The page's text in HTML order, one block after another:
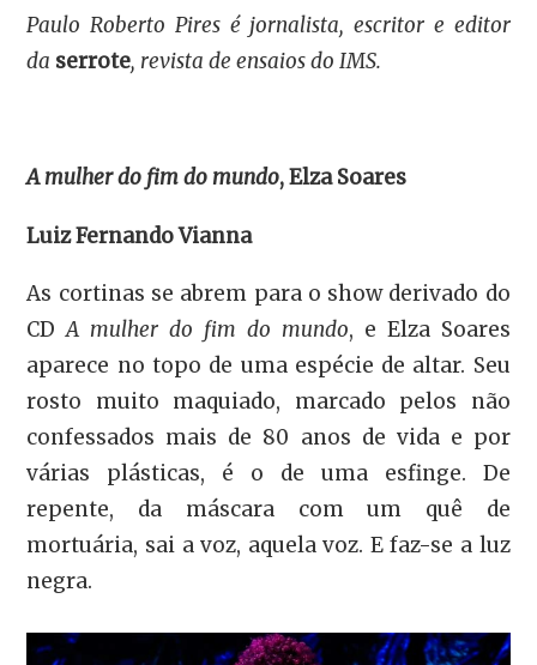
Paulo Roberto Pires é jornalista, escritor e editor
da serrote, revista de ensaios do IMS.
A mulher do fim do mundo, Elza Soares
Luiz Fernando Vianna
As cortinas se abrem para o show derivado do
CDA mulher do fim do mundo, e Elza Soares
aparece no topo de uma espécie de altar. Seu
rosto muito maquiado, marcado pelos não
confessados mais de 80 anos de vida e por
várias plásticas, é o de uma esfinge. De
repente, da máscara com um quê de
mortuária, sai a voz, aquela voz. E faz-se a luz
negra.